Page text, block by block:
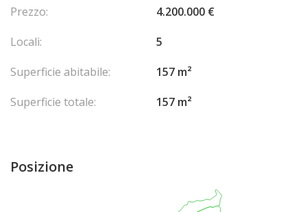
Prezzo:
4.200.000 €
Locali:
5
Superficie abitabile:
157 m²
Superficie totale:
157 m²
Posizione